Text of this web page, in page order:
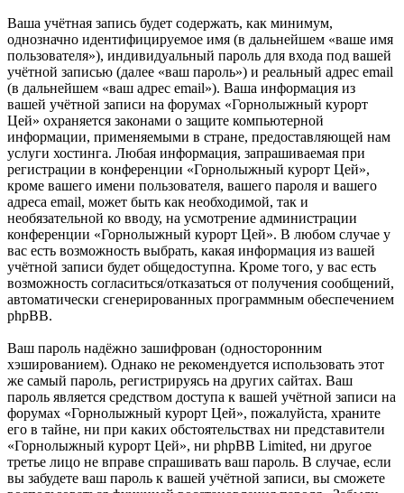
Ваша учётная запись будет содержать, как минимум,
однозначно идентифицируемое имя (в дальнейшем «ваше имя
пользователя»), индивидуальный пароль для входа под вашей
учётной записью (далее «ваш пароль») и реальный адрес email
(в дальнейшем «ваш адрес email»). Ваша информация из
вашей учётной записи на форумах «Горнолыжный курорт
Цей» охраняется законами о защите компьютерной
информации, применяемыми в стране, предоставляющей нам
услуги хостинга. Любая информация, запрашиваемая при
регистрации в конференции «Горнолыжный курорт Цей»,
кроме вашего имени пользователя, вашего пароля и вашего
адреса email, может быть как необходимой, так и
необязательной ко вводу, на усмотрение администрации
конференции «Горнолыжный курорт Цей». В любом случае у
вас есть возможность выбрать, какая информация из вашей
учётной записи будет общедоступна. Кроме того, у вас есть
возможность согласиться/отказаться от получения сообщений,
автоматически сгенерированных программным обеспечением
phpBB.
Ваш пароль надёжно зашифрован (односторонним
хэшированием). Однако не рекомендуется использовать этот
же самый пароль, регистрируясь на других сайтах. Ваш
пароль является средством доступа к вашей учётной записи на
форумах «Горнолыжный курорт Цей», пожалуйста, храните
его в тайне, ни при каких обстоятельствах ни представители
«Горнолыжный курорт Цей», ни phpBB Limited, ни другое
третье лицо не вправе спрашивать ваш пароль. В случае, если
вы забудете ваш пароль к вашей учётной записи, вы сможете